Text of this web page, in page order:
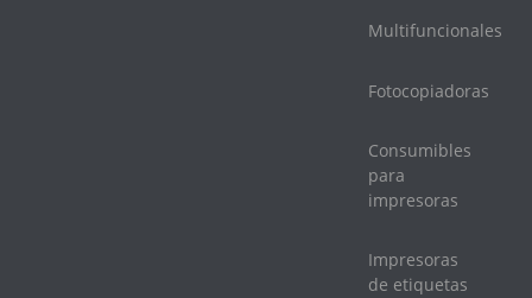
Multifuncionales
Fotocopiadoras
Consumibles
para
impresoras
Impresoras
de etiquetas